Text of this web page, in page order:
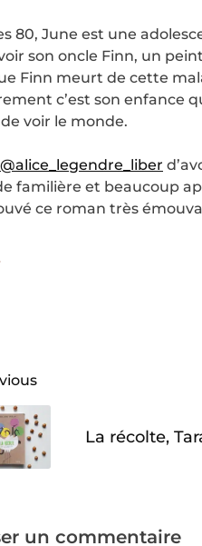
80, June est une
son oncle Finn, un
Finn meurt de cette
c’est son enfance
voir le monde.
@alice_legendre_liber
familière et beaucoup
ce roman très
La récolte,
un commentaire